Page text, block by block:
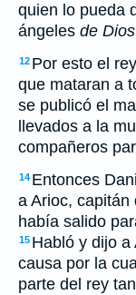
quien lo pueda
ángeles de Dios
12 Por esto el
que mataran a
se publicó el
llevados a la
compañeros
14 Entonces
a Arioc, capitán
había salido
15 Habló y dijo
causa por la
parte del rey